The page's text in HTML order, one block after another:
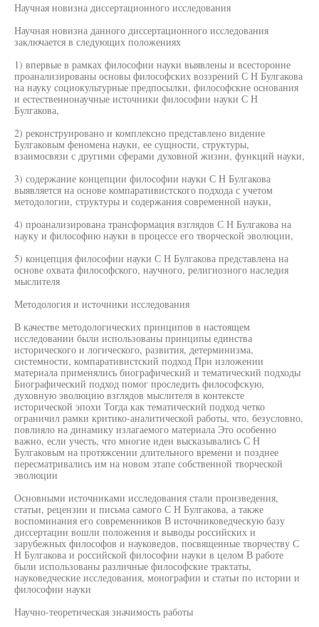
Научная новизна диссертационного исследования
Научная новизна данного диссертационного исследования
заключается в следующих положениях
1) впервые в рамках философии науки выявлены и всесторонне
проанализированы основы философских воззрений С Н Булгакова
на науку социокультурные предпосылки, философские основания
и естественнонаучные источники философии науки С Н
Булгакова,
2) реконструировано и комплексно представлено видение
Булгаковым феномена науки, ее сущности, структуры,
взаимосвязи с другими сферами духовной жизни, функций науки,
3) содержание концепции философии науки С Н Булгакова
выявляется на основе компаративистского подхода с учетом
методологии, структуры и содержания современной науки,
4) проанализирована трансформация взглядов С Н Булгакова на
науку и философию науки в процессе его творческой эволюции,
5) концепция философии науки С Н Булгакова представлена на
основе охвата философского, научного, религиозного наследия
мыслителя
Методология и источники исследования
В качестве методологических принципов в настоящем
исследовании были использованы принципы единства
исторического и логического, развития, детерминизма,
системности, компаративистский подход При изложении
материала применялись биографический и тематический подходы
Биографический подход помог проследить философскую,
духовную эволюцию взглядов мыслителя в контексте
исторической эпохи Тогда как тематический подход четко
ограничил рамки критико-аналитической работы, что, безусловно,
повлияло на динамику излагаемого материала Это особенно
важно, если учесть, что многие идеи высказывались С Н
Булгаковым на протяжсении длительного времени и позднее
пересматривались им на новом этапе собственной творческой
эволюции
Основными источниками исследования стали произведения,
статьи, рецензии и письма самого С Н Булгакова, а также
воспоминания его современников В источниковедческую базу
диссертации вошли положения и выводы российских и
зарубежных философов и науковедов, посвященные творчеству С
Н Булгакова и российской философии науки в целом В работе
были использованы различные философские трактаты,
науковедческие исследования, монографии и статьи по истории и
философии науки
Научно-теоретическая значимость работы